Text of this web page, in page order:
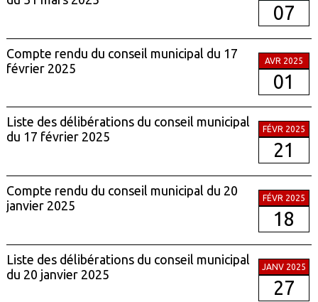
07
Compte rendu du conseil municipal du 17
février 2025
AVR 2025
01
Liste des délibérations du conseil municipal
du 17 février 2025
FÉVR 2025
21
Compte rendu du conseil municipal du 20
janvier 2025
FÉVR 2025
18
Liste des délibérations du conseil municipal
du 20 janvier 2025
JANV 2025
27